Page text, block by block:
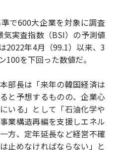
で600大企業を対象に調査
気実査指数（BSI）の予測値
2022年4月（99.1）以来、3
100を下回った数値だ。
部長は「来年の韓国経済は
と予想するものの、企業心
いる」として「石油化学や
業構造再編を支援しエネル
方、定年延長など経営不確
止めなければならない」と